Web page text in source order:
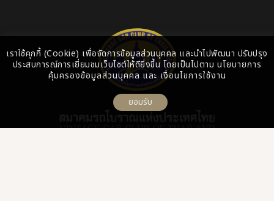
เราใช้คุกกี้ (Cookie) เพื่อจัดการข้อมูลส่วนบุคคล และนำไปพัฒนา ปรับปรุง
ประสบการณ์การเยี่ยมชมเว็บไซต์ให้ดียิ่งขึ้น โดยเป็นไปตาม นโยบายการ
คุ้มครองข้อมูลส่วนบุคคล และ เงื่อนไขการใช้งาน
ยอมรับ